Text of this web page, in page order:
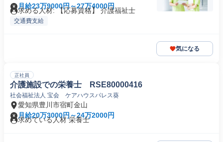
月給23万9000円～27万4000円
求める人材: 【応募資格】 介護福祉士
交通費支給
気になる
正社員
介護施設での栄養士 RSE80000416
社会福祉法人 宝会 ケアハウスパレス葵
愛知県豊川市宿町金山
月給20万3000円～24万2000円
求めている人材 栄養士